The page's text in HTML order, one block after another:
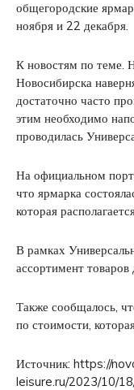
общегородские
ноября и 22 декабря.
К новостям по теме.
Новосибирска
достаточно часто
этим необходимо
проводилась
На официальном
что ярмарка
которая
В рамках
ассортимент
Также сообщалось,
по стоимости,
Источник: https://
leisure.ru/2023/10/